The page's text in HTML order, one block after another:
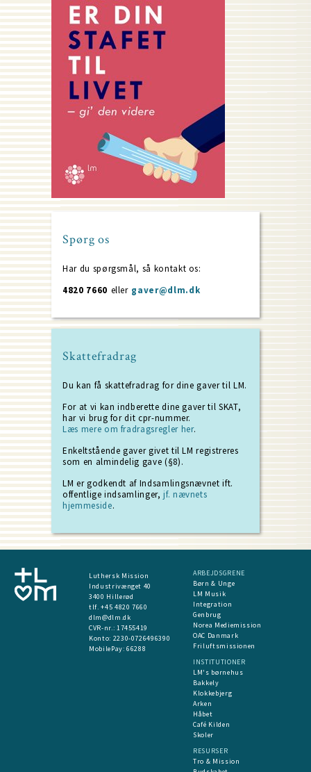
Spørg os
Har du spørgsmål, så kontakt os:
4820 7660 eller gaver@dlm.dk
Skattefradrag
Du kan få skattefradrag for dine gaver til LM.
For at vi kan indberette dine gaver til SKAT,
har vi brug for dit cpr-nummer.
Læs mere om fradragsregler her.
Enkeltstående gaver givet til LM registreres
som en almindelig gave (§8).
LM er godkendt af Indsamlingsnævnet ift.
offentlige indsamlinger,jf. nævnets
hjemmeside.
Luthersk Mission
Industrivænget 40
3400 Hillerød
tlf. +45 4820 7660
dlm@dlm.dk
CVR-nr.: 17455419
​Konto: 2230-0726496390
MobilePay:66288
ARBEJDSGRENE
Børn & Unge
LM Musik
Integration
Genbrug
Norea Mediemission
OAC Danmark
Friluftsmissionen
INSTITUTIONER
LM's børnehus
Bakkely
Klokkebjerg
Arken
Håbet
Café Kilden
Skoler
RESURSER
Tro & Mission